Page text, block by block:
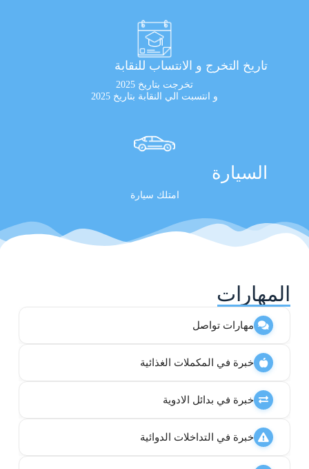
تاريخ التخرج و الانتساب للنقابة
تخرجت بتاريخ 2025
و انتسبت الي النقابة بتاريخ 2025
السيارة
امتلك سيارة
المهارات
مهارات تواصل
خبرة في المكملات الغذائية
خبرة في بدائل الادوية
خبرة في التداخلات الدوائية